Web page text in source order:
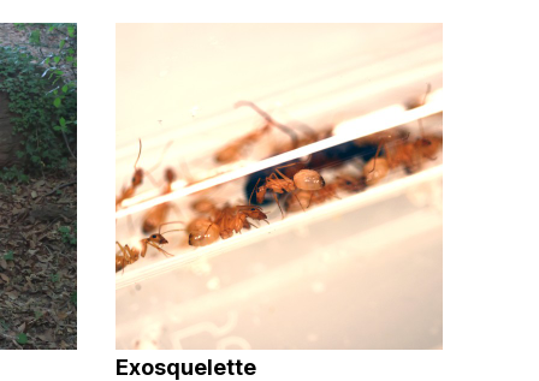
Exosquelette